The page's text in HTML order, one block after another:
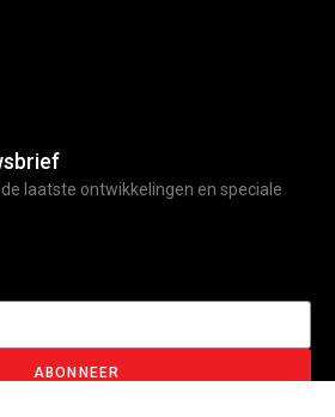
laatste ontwikkelingen en speciale
ABONNEER